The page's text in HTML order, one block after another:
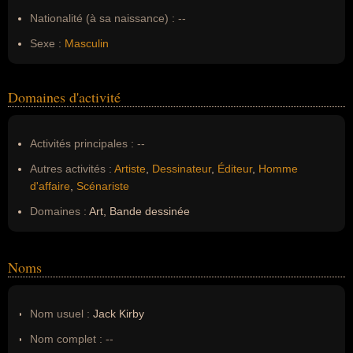
Nationalité (à sa naissance) : --
Sexe : Masculin
Domaines d'activité
Activités principales : --
Autres activités : Artiste Dessinateur, Éditeur, Homme
d'affaire
Scénariste
Domaines : Art, Bande dessinée
Noms
Nom usuel : Jack Kirby
Nom complet : --